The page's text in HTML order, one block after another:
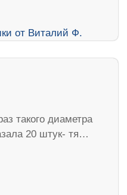
такого диаметра
20 штук- тя…